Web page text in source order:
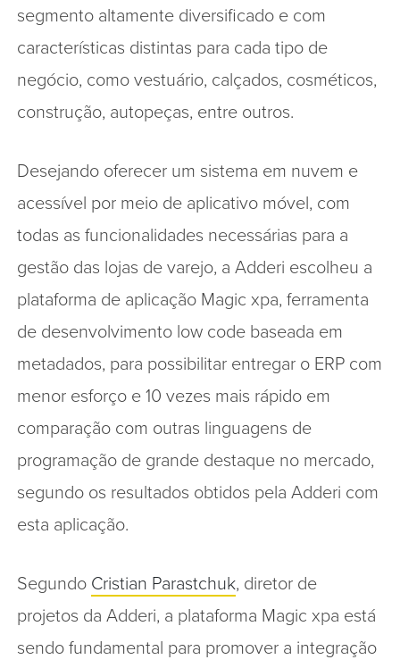
segmento altamente diversificado e com
características distintas para cada tipo de
negócio, como vestuário, calçados, cosméticos,
construção, autopeças, entre outros.
Desejando oferecer um sistema em nuvem e
acessível por meio de aplicativo móvel, com
todas as funcionalidades necessárias para a
gestão das lojas de varejo, a Adderi escolheu a
plataforma de aplicação Magic xpa, ferramenta
de desenvolvimento low code baseada em
metadados, para possibilitar entregar o ERP com
menor esforço e 10 vezes mais rápido em
comparação com outras linguagens de
programação de grande destaque no mercado,
segundo os resultados obtidos pela Adderi com
esta aplicação.
Segundo Cristian Parastchuk, diretor de
projetos da Adderi, a plataforma Magic xpa está
sendo fundamental para promover a integração